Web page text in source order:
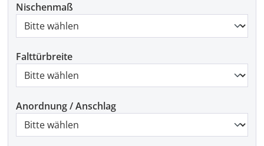
Nischenmaß
Falttürbreite
Anordnung / Anschlag